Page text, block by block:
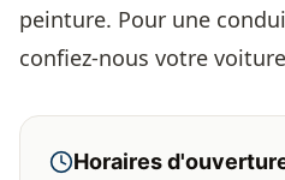
peinture. Pour une
confiez-nous votre
Horaires